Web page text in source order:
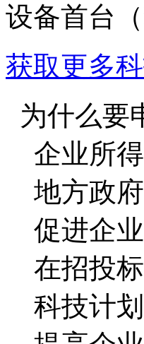
设备首台（
获取更多
为什么要
企业所
地方政
促进企
在招投
科技计